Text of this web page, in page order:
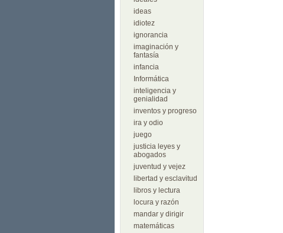
ideas
idiotez
ignorancia
imaginación y
fantasía
infancia
Informática
inteligencia y
genialidad
inventos y progreso
ira y odio
juego
justicia leyes y
abogados
juventud y vejez
libertad y esclavitud
libros y lectura
locura y razón
mandar y dirigir
matemáticas